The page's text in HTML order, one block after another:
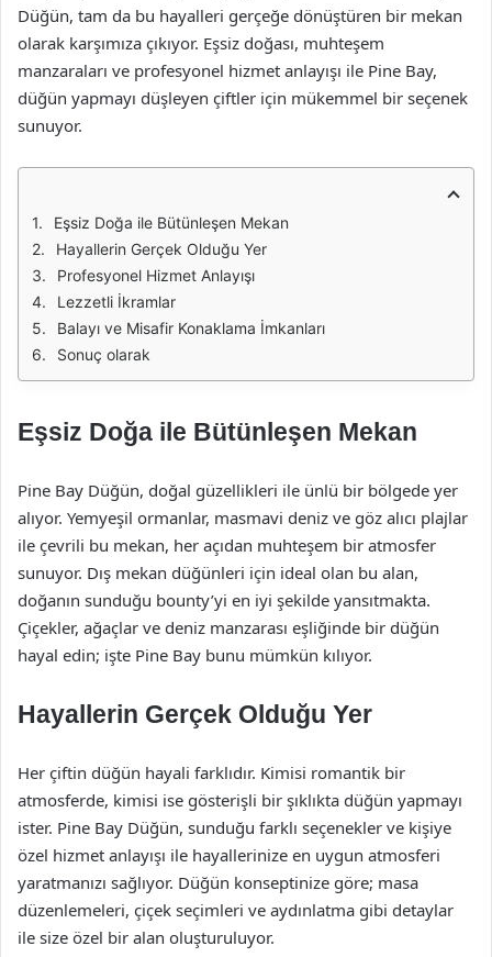
Düğün, tam da bu hayalleri gerçeğe dönüştüren bir mekan
olarak karşımıza çıkıyor. Eşsiz doğası, muhteşem
manzaraları ve profesyonel hizmet anlayışı ile Pine Bay,
düğün yapmayı düşleyen çiftler için mükemmel bir seçenek
sunuyor.
Eşsiz Doğa ile Bütünleşen Mekan
Hayallerin Gerçek Olduğu Yer
Profesyonel Hizmet Anlayışı
Lezzetli İkramlar
Balayı ve Misafir Konaklama İmkanları
Sonuç olarak
Eşsiz Doğa ile Bütünleşen Mekan
Pine Bay Düğün, doğal güzellikleri ile ünlü bir bölgede yer
alıyor. Yemyeşil ormanlar, masmavi deniz ve göz alıcı plajlar
ile çevrili bu mekan, her açıdan muhteşem bir atmosfer
sunuyor. Dış mekan düğünleri için ideal olan bu alan,
doğanın sunduğu bounty’yi en iyi şekilde yansıtmakta.
Çiçekler, ağaçlar ve deniz manzarası eşliğinde bir düğün
hayal edin; işte Pine Bay bunu mümkün kılıyor.
Hayallerin Gerçek Olduğu Yer
Her çiftin düğün hayali farklıdır. Kimisi romantik bir
atmosferde, kimisi ise gösterişli bir şıklıkta düğün yapmayı
ister. Pine Bay Düğün, sunduğu farklı seçenekler ve kişiye
özel hizmet anlayışı ile hayallerinize en uygun atmosferi
yaratmanızı sağlıyor. Düğün konseptinize göre; masa
düzenlemeleri, çiçek seçimleri ve aydınlatma gibi detaylar
ile size özel bir alan oluşturuluyor.